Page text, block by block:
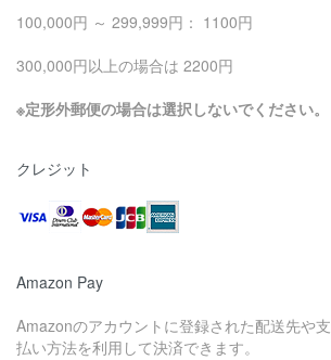
100,000円 ～ 299,999円： 1100円
300,000円以上の場合は 2200円
※定形外郵便の場合は選択しないでください。
クレジット
Amazon Pay
Amazonのアカウントに登録された配送先や支
払い方法を利用して決済できます。